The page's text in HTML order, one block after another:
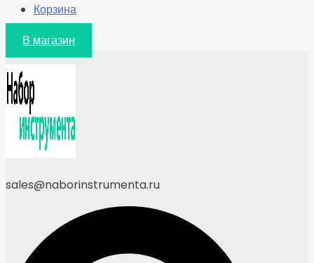
Корзина
В магазин
sales@naborinstrumenta.ru